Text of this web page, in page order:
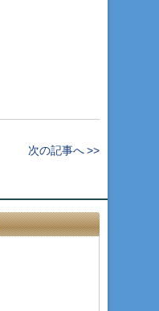
次の記事へ >>